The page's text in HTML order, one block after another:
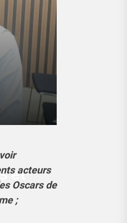
et
acteurs
Oscars de
;